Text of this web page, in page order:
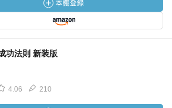
功法則 新装版
4.06 210